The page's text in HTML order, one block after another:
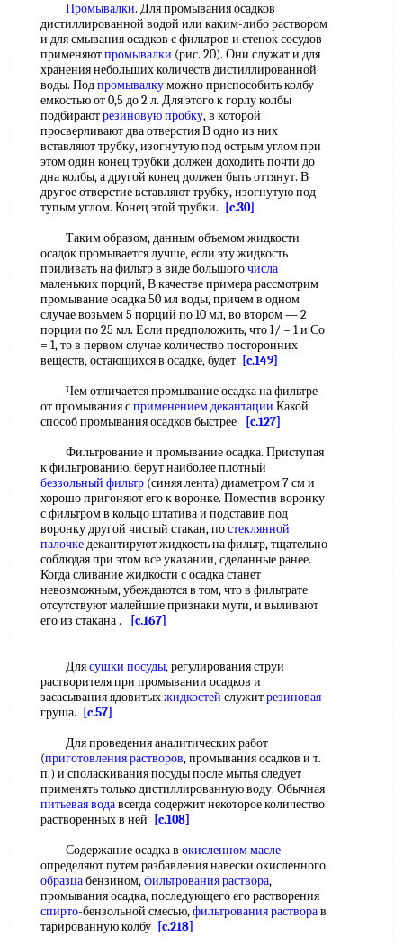
Промывалки. Для промывания осадков
дистиллированной водой или каким-либо раствором
и для смывания осадков с фильтров и стенок сосудов
применяютпромывалки (рис. 20). Они служат и для
хранения небольших количеств дистиллированной
воды. Подпромывалкуможно приспособить колбу
емкостью от 0,5 до 2 л. Для этого к горлу колбы
подбираютрезиновую пробку, в которой
просверливают два отверстия В одно из них
вставляют трубку, изогнутую под острым углом при
этом один конец трубки должен доходить почти до
дна колбы, а другой конец должен быть оттянут. В
другое отверстие вставляют трубку, изогнутую под
тупым углом. Конец этой трубки.
[c.30]
Таким образом, данным объемом жидкости
осадок промывается лучше, если эту жидкость
приливать на фильтр в виде большогочисла
маленьких порций, В качестве примера рассмотрим
промывание осадка 50 мл воды, причем в одном
случае возьмем 5 порций по 10 мл, во втором — 2
порции по 25 мл. Если предположить, что I/ = 1 и Со
= 1, то в первом случае количество посторонних
веществ, остающихся в осадке, будет [c.149]
Чем отличается промывание осадка на фильтре
от промывания сприменением декантации Какой
способ промывания осадков быстрее
[c.127]
Фильтрование и промывание осадка. Приступая
к фильтрованию, берут наиболее плотный
беззольный фильтр (синяя лента) диаметром 7 см и
хорошо пригоняют его к воронке. Поместив воронку
с фильтром в кольцо штатива и подставив под
воронку другой чистый стакан, постеклянной
палочкедекантируют жидкость на фильтр, тщательно
соблюдая при этом все указании, сделанные ранее.
Когда сливание жидкости с осадка станет
невозможным, убеждаются в том, что в фильтрате
отсутствуют малейшие признаки мути, и выливают
его из стакана .
[c.167]
Длясушки посуды, регулирования струи
растворителя при промывании осадков и
засасывания ядовитыхжидкостей служитрезиновая
груша.
[c.57]
Для проведения аналитических работ
(приготовления растворов, промывания осадков и т.
п.) и споласкивания посуды после мытья следует
применять только дистиллированную воду. Обычная
питьевая водавсегда содержит некоторое количество
растворенных в ней
[c.108]
Содержание осадка в окисленном масле
определяют путем разбавления навески окисленного
образцабензином,фильтрования раствора,
промывания осадка, последующего его растворения
спирто-бензольной смесью,фильтрования растворав
тарированную колбу [c.218]